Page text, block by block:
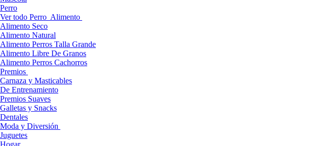
Perro
Ver todo Perro Alimento
Alimento Seco
Alimento Natural
Alimento Perros Talla Grande
Alimento Libre De Granos
Alimento Perros Cachorros
Premios
Carnaza y Masticables
De Entrenamiento
Premios Suaves
Galletas y Snacks
Dentales
Moda y Diversión
Juguetes
Hogar